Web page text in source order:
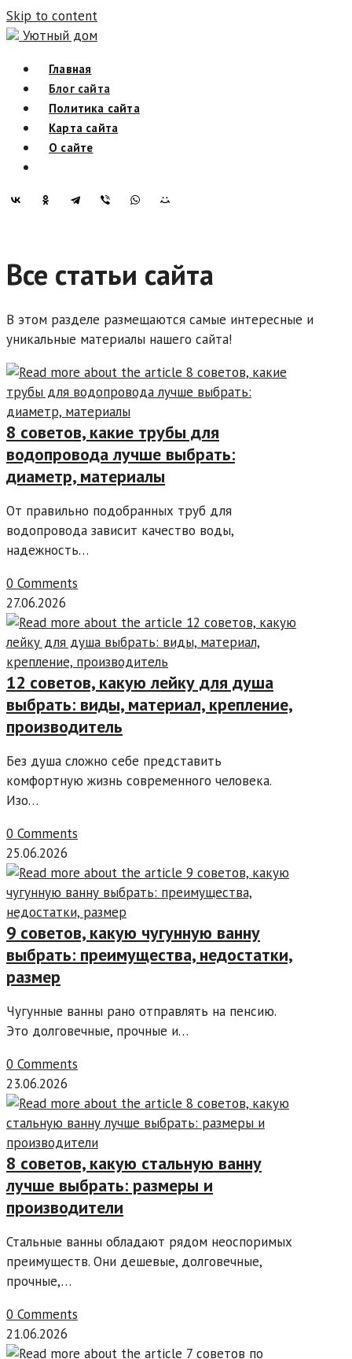
Skip to content
Уютный дом
Главная
Блог сайта
Политика сайта
Карта сайта
О сайте
Все статьи сайта
В этом разделе размещаются самые интересные и
уникальные материалы нашего сайта!
8 советов, какие трубы для
водопровода лучше выбрать:
диаметр, материалы
От правильно подобранных труб для
водопровода зависит качество воды,
надежность…
0 Comments
27.06.2026
12 советов, какую лейку для душа
выбрать: виды, материал, крепление,
производитель
Без душа сложно себе представить
комфортную жизнь современного человека.
Изо…
0 Comments
25.06.2026
9 советов, какую чугунную ванну
выбрать: преимущества, недостатки,
размер
Чугунные ванны рано отправлять на пенсию.
Это долговечные, прочные и…
0 Comments
23.06.2026
8 советов, какую стальную ванну
лучше выбрать: размеры и
производители
Стальные ванны обладают рядом неоспоримых
преимуществ. Они дешевые, долговечные,
прочные,…
0 Comments
21.06.2026